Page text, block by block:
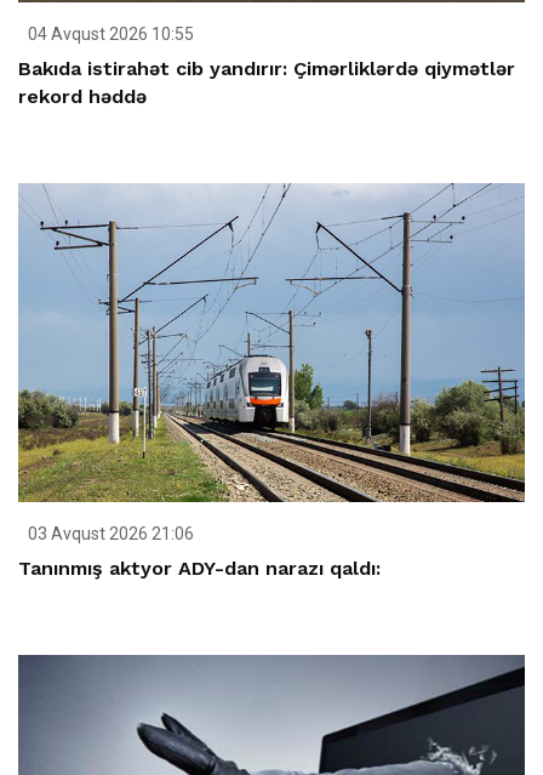
04 Avqust 2026 10:55
Bakıda istirahət cib yandırır: Çimərliklərdə qiymətlər
rekord həddə
03 Avqust 2026 21:06
Tanınmış aktyor ADY-dan narazı qaldı: